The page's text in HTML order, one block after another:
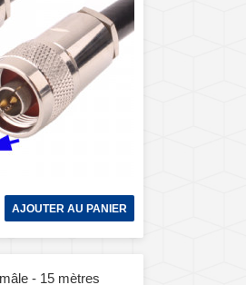
AJOUTER AU PANIER
- 15 mètres